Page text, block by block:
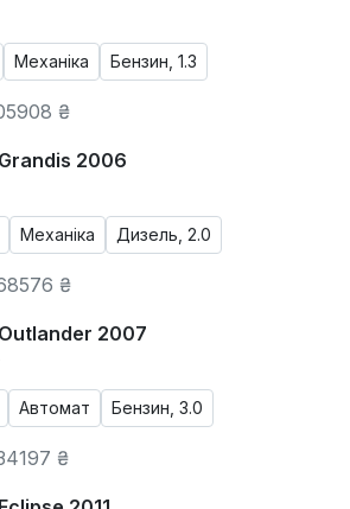
Механіка Бензин, 1.3
₴
2006
Механіка Дизель, 2.0
₴
2007
Автомат Бензин, 3.0
₴